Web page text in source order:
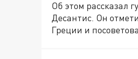
Об этом рассказал
Десантис. Он
Греции и